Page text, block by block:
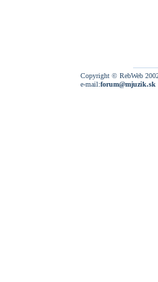
Copyright © RebWeb
e-mail:forum@mjuzik.sk